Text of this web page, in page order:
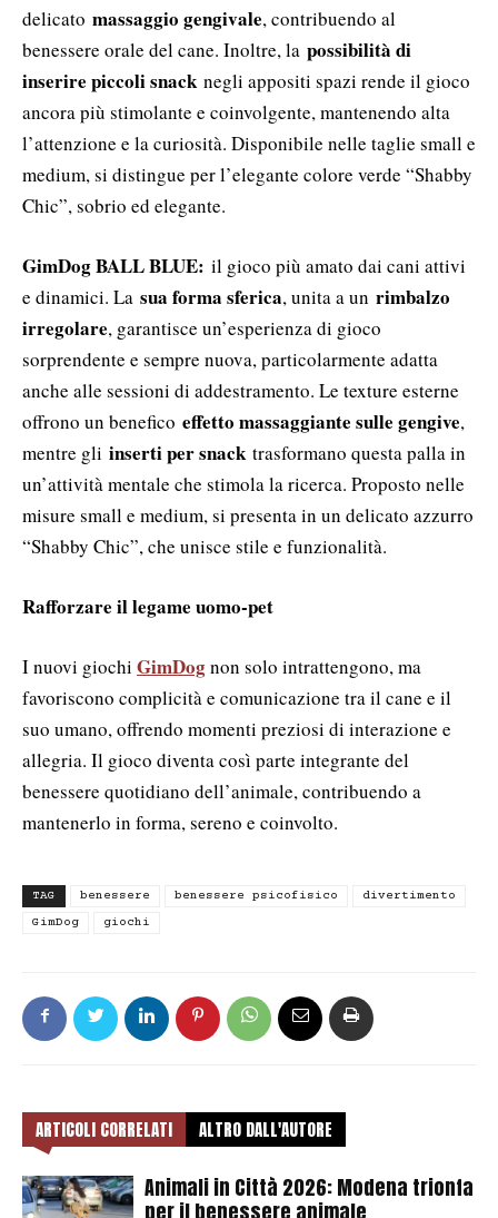
delicato massaggio gengivale, contribuendo al
benessere orale del cane. Inoltre, la possibilità di
inserire piccoli snacknegli appositi spazi rende il gioco
ancora più stimolante e coinvolgente, mantenendo alta
l’attenzione e la curiosità. Disponibile nelle taglie small e
medium, si distingue per l’elegante colore verde “Shabby
Chic”, sobrio ed elegante.
GimDog BALL BLUE: il gioco più amato dai cani attivi
e dinamici. La sua forma sferica, unita a un rimbalzo
irregolare, garantisce un’esperienza di gioco
sorprendente e sempre nuova, particolarmente adatta
anche alle sessioni di addestramento. Le texture esterne
offrono un benefico effetto massaggiante sulle gengive,
mentre gli inserti per snacktrasformano questa palla in
un’attività mentale che stimola la ricerca. Proposto nelle
misure small e medium, si presenta in un delicato azzurro
“Shabby Chic”, che unisce stile e funzionalità.
Rafforzare il legame uomo-pet
I nuovi giochi GimDognon solo intrattengono, ma
favoriscono complicità e comunicazione tra il cane e il
suo umano, offrendo momenti preziosi di interazione e
allegria. Il gioco diventa così parte integrante del
benessere quotidiano dell’animale, contribuendo a
mantenerlo in forma, sereno e coinvolto.
TAG benessere benessere psicofisico
divertimento
GimDog
giochi
ARTICOLI CORRELATI ALTRO DALL'AUTORE
Animali in Città 2026: Modena trionfa
per il benessere animale